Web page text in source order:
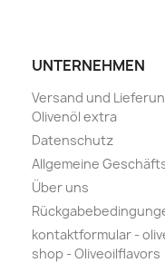
UNTERNEHMEN
Versand und
Olivenöl extra
Datenschutz
Allgemeine
Über uns
kontaktformular -
shop - Oliveoilflavors